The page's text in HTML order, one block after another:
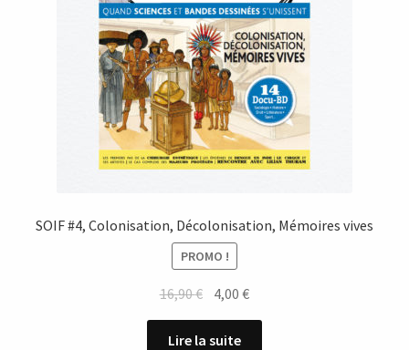
SOIF #4, Colonisation, Décolonisation, Mémoires vives
PROMO !
16,90€ Le
initial
4,00€Le
Lire la suite